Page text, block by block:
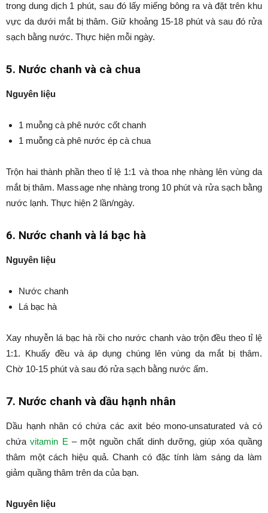
trong dung dịch 1 phút, sau đó lấy miếng bông ra và đặt trên khu
vực da dưới mắt bị thâm. Giữ khoảng 15-18 phút và sau đó rửa
sạch bằng nước. Thực hiện mỗi ngày.
5. Nước chanh và cà chua
Nguyên liệu
1 muỗng cà phê nước cốt chanh
1 muỗng cà phê nước ép cà chua
Trộn hai thành phần theo tỉ lệ 1:1 và thoa nhẹ nhàng lên vùng da
mắt bị thâm. Massage nhẹ nhàng trong 10 phút và rửa sạch bằng
nước lạnh. Thực hiện 2 lần/ngày.
6. Nước chanh và lá bạc hà
Nguyên liệu
Nước chanh
Lá bạc hà
Xay nhuyễn lá bạc hà rồi cho nước chanh vào trộn đều theo tỉ lệ
1:1. Khuấy đều và áp dụng chúng lên vùng da mắt bị thâm.
Chờ 10-15 phút và sau đó rửa sạch bằng nước ấm.
7. Nước chanh và dầu hạnh nhân
Dầu hạnh nhân có chứa các axit béo mono-unsaturated và có
chứavitamin E – một nguồn chất dinh dưỡng, giúp xóa quầng
thâm một cách hiệu quả. Chanh có đặc tính làm sáng da làm
giảm quầng thâm trên da của bạn.
Nguyên liệu